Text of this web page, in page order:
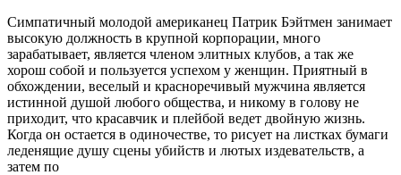
Симпатичный молодой американец Патрик Бэйтмен занимает
высокую должность в крупной корпорации, много
зарабатывает, является членом элитных клубов, а так же
хорош собой и пользуется успехом у женщин. Приятный в
обхождении, веселый и красноречивый мужчина является
истинной душой любого общества, и никому в голову не
приходит, что красавчик и плейбой ведет двойную жизнь.
Когда он остается в одиночестве, то рисует на листках бумаги
леденящие душу сцены убийств и лютых издевательств, а
затем по